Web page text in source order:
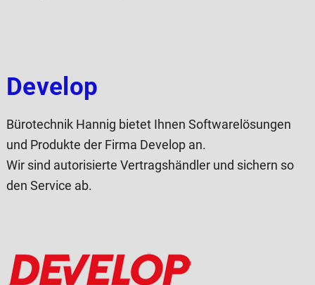
Develop
Bürotechnik Hannig bietet Ihnen Softwarelösungen
und Produkte der Firma Develop an.
Wir sind autorisierte Vertragshändler und sichern so
den Service ab.